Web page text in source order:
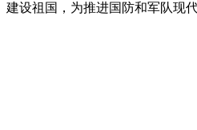
建设祖国，为推进国防和军队现